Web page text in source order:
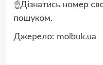
☝️Дізнатись номер
пошуком.
Джерело: molbuk.ua